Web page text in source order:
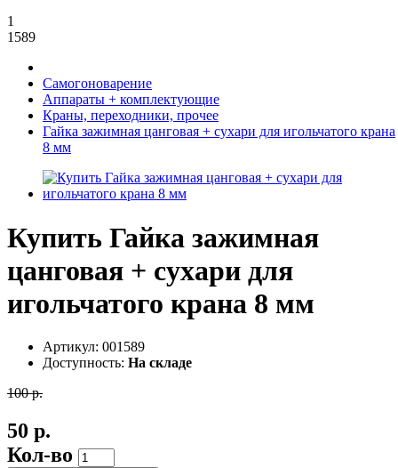
1
1589
Самогоноварение
Аппараты + комплектующие
Краны, переходники, прочее
Гайка зажимная цанговая + сухари для игольчатого крана
8 мм
Купить Гайка зажимная
цанговая + сухари для
игольчатого крана 8 мм
Артикул: 001589
Доступность: На складе
100 р.
50 р.
Кол-во